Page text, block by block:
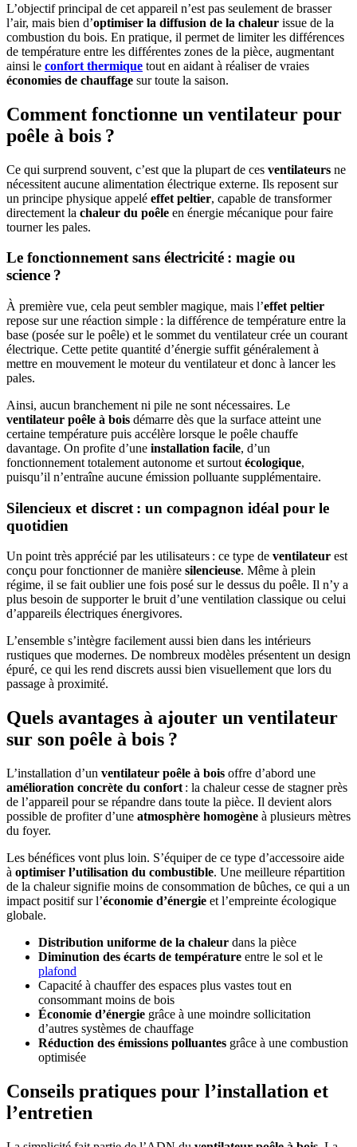
L’objectif principal de cet appareil n’est pas seulement de brasser
l’air, mais bien d’optimiser la diffusion de la chaleur issue de la
combustion du bois. En pratique, il permet de limiter les différences
de température entre les différentes zones de la pièce, augmentant
ainsi le confort thermique tout en aidant à réaliser de vraies
économies de chauffage sur toute la saison.
Comment fonctionne un ventilateur pour
poêle à bois ?
Ce qui surprend souvent, c’est que la plupart de ces ventilateurs ne
nécessitent aucune alimentation électrique externe. Ils reposent sur
un principe physique appelé effet peltier, capable de transformer
directement la chaleur du poêle en énergie mécanique pour faire
tourner les pales.
Le fonctionnement sans électricité : magie ou
science ?
À première vue, cela peut sembler magique, mais l’effet peltier
repose sur une réaction simple : la différence de température entre la
base (posée sur le poêle) et le sommet du ventilateur crée un courant
électrique. Cette petite quantité d’énergie suffit généralement à
mettre en mouvement le moteur du ventilateur et donc à lancer les
pales.
Ainsi, aucun branchement ni pile ne sont nécessaires. Le
ventilateur poêle à bois démarre dès que la surface atteint une
certaine température puis accélère lorsque le poêle chauffe
davantage. On profite d’une installation facile, d’un
fonctionnement totalement autonome et surtout écologique,
puisqu’il n’entraîne aucune émission polluante supplémentaire.
Silencieux et discret : un compagnon idéal pour le
quotidien
Un point très apprécié par les utilisateurs : ce type de ventilateur est
conçu pour fonctionner de manière silencieuse. Même à plein
régime, il se fait oublier une fois posé sur le dessus du poêle. Il n’y a
plus besoin de supporter le bruit d’une ventilation classique ou celui
d’appareils électriques énergivores.
L’ensemble s’intègre facilement aussi bien dans les intérieurs
rustiques que modernes. De nombreux modèles présentent un design
épuré, ce qui les rend discrets aussi bien visuellement que lors du
passage à proximité.
Quels avantages à ajouter un ventilateur
sur son poêle à bois ?
L’installation d’un ventilateur poêle à bois offre d’abord une
amélioration concrète du confort : la chaleur cesse de stagner près
de l’appareil pour se répandre dans toute la pièce. Il devient alors
possible de profiter d’une atmosphère homogène à plusieurs mètres
du foyer.
Les bénéfices vont plus loin. S’équiper de ce type d’accessoire aide
à optimiser l’utilisation du combustible. Une meilleure répartition
de la chaleur signifie moins de consommation de bûches, ce qui a un
impact positif sur l’économie d’énergie et l’empreinte écologique
globale.
Distribution uniforme de la chaleur dans la pièce
Diminution des écarts de température entre le sol et le
plafond
Capacité à chauffer des espaces plus vastes tout en
consommant moins de bois
Économie d’énergie grâce à une moindre sollicitation
d’autres systèmes de chauffage
Réduction des émissions polluantes grâce à une combustion
optimisée
Conseils pratiques pour l’installation et
l’entretien